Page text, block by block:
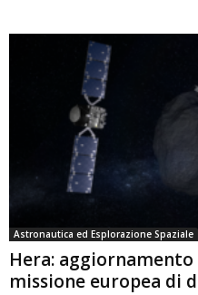
Astronautica ed Esplorazione Spaziale
Hera:
missione europea di